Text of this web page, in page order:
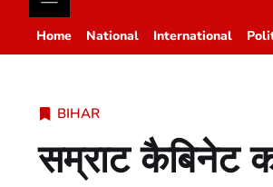
Home National International
BIHAR
सम्राट कैबिनेट